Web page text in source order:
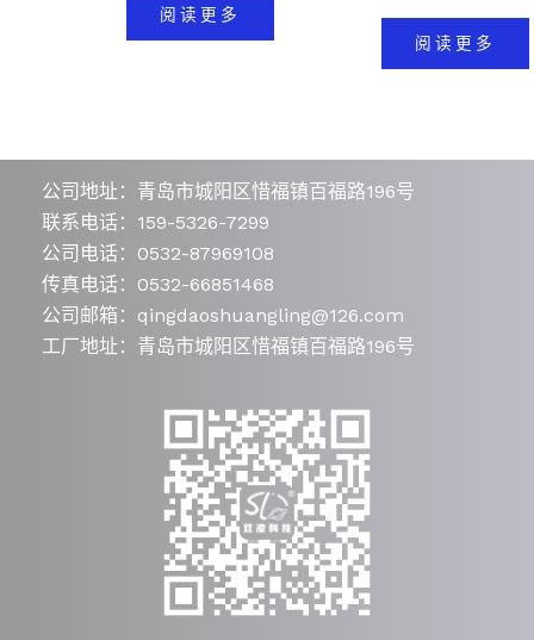
阅读更多
阅读更多
公司地址：青岛市城阳区惜福镇百福路196号
联系电话：159-5326-7299
公司电话：0532-87969108
传真电话：0532-66851468
公司邮箱：qingdaoshuangling@126.com
工厂地址：青岛市城阳区惜福镇百福路196号